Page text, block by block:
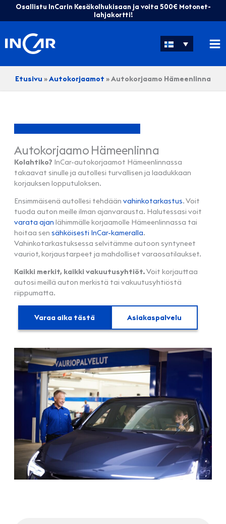
Osallistu InCarin Kesäkolhukisaan ja voita 500€ Motonet-
lahjakortti!
Etusivu »Autokorjaamot »Autokorjaamo Hämeenlinna
Autokorjaamo Hämeenlinna
Kolahtiko? InCar-autokorjaamot Hämeenlinnassa
takaavat sinulle ja autollesi turvallisen ja laadukkaan
korjauksen lopputuloksen.
Ensimmäisenä autollesi tehdään vahinkotarkastus. Voit
tuoda auton meille ilman ajanvarausta. Halutessasi voit
varata ajan lähimmälle korjaamolle Hämeenlinnassa tai
hoitaa sen sähköisesti InCar-kameralla.
Vahinkotarkastuksessa selvitämme autoon syntyneet
vauriot, korjaustarpeet ja mahdolliset varaosatilaukset.
Kaikki merkit, kaikki vakuutusyhtiöt.Voit korjauttaa
autosi meillä auton merkistä tai vakuutusyhtiöstä
riippumatta.
Varaa aika tästä Asiakaspalvelu